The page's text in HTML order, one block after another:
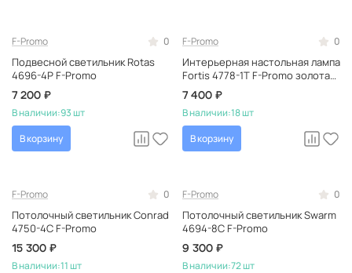
F-Promo 0
Подвесной светильник Rotas
4696-4P F-Promo
7 200 ₽
В наличии:93 шт
В корзину
F-Promo 0
Интерьерная настольная лампа
Fortis 4778-1T F-Promo золотая,
тканевая, в стиле лофт,
металлическая
7 400 ₽
В наличии:18 шт
В корзину
F-Promo 0
Потолочный светильник Conrad
4750-4C F-Promo
15 300 ₽
В наличии:11 шт
F-Promo 0
Потолочный светильник Swarm
4694-8C F-Promo
9 300 ₽
В наличии:72 шт